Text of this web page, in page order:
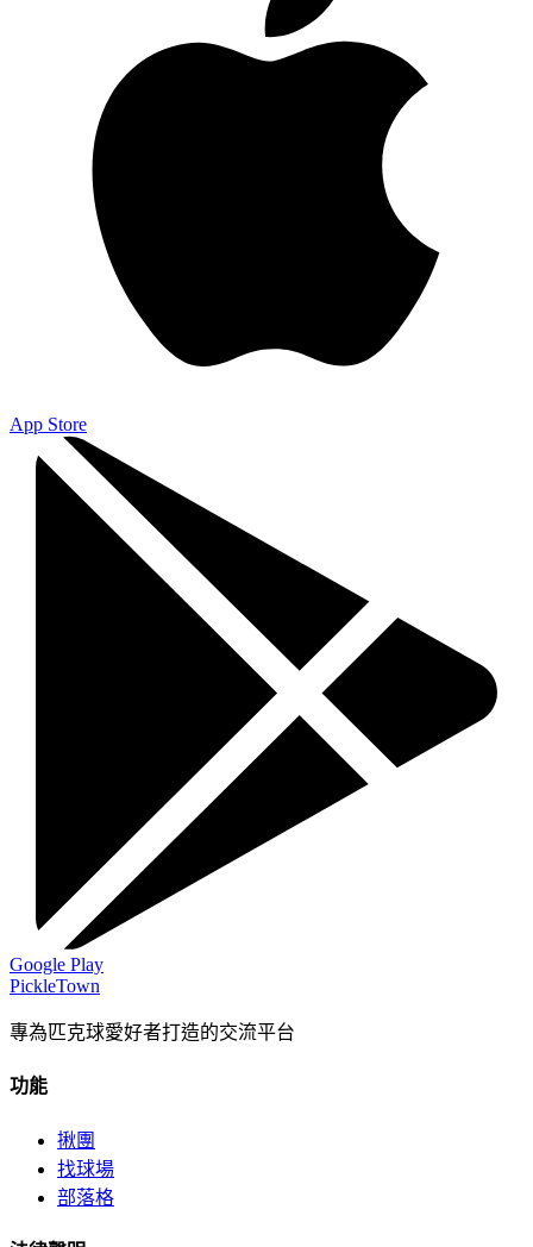
App Store
Google Play
PickleTown
專為匹克球愛好者打造的交流平台
功能
揪團
找球場
部落格